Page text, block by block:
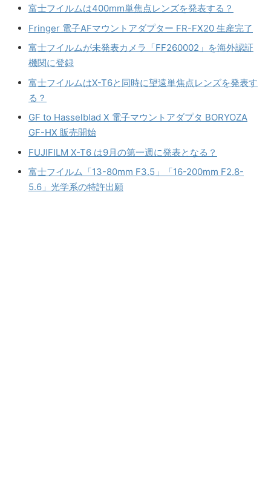
富士フイルムは400mm単焦点レンズを発表する？
Fringer 電子AFマウントアダプター FR-FX20 生産完了
富士フイルムが未発表カメラ「FF260002」を海外認証
機関に登録
富士フイルムはX-T6と同時に望遠単焦点レンズを発表す
る？
GF to Hasselblad X 電子マウントアダプタ BORYOZA
GF-HX 販売開始
FUJIFILM X-T6 は9月の第一週に発表となる？
富士フイルム「13-80mm F3.5」「16-200mm F2.8-
5.6」光学系の特許出願